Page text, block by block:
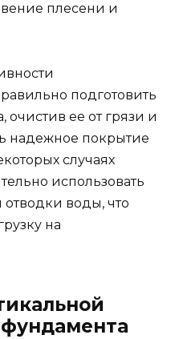
плесени и
подготовить
очистив ее от грязи и
надежное покрытие
случаях
использовать
воды, что
на